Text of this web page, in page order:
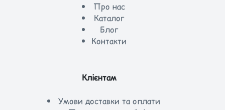
Про нас
Каталог
Блог
Контакти
Клієнтам
Умови доставки та оплати